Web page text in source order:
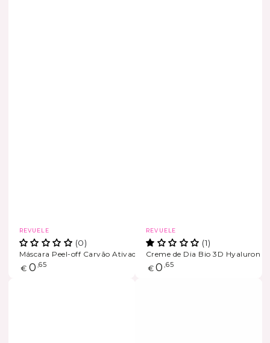
Marca
REVUELE
(0)
Máscara Peel-off Carvão Ativado
Preço
€ 0 ,65
Marca
REVUELE
(1)
Creme de Dia Bio 3D Hyaluron
Preço
€ 0 ,65